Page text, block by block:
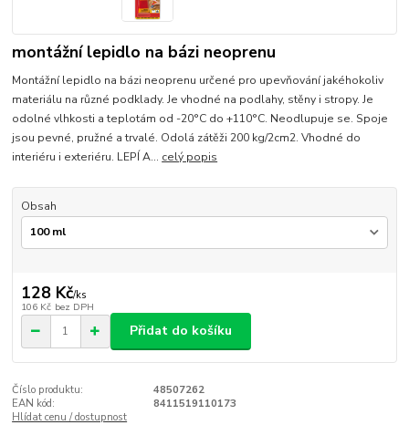
montážní lepidlo na bázi neoprenu
Montážní lepidlo na bázi neoprenu určené pro upevňování jakéhokoliv
materiálu na různé podklady. Je vhodné na podlahy, stěny i stropy. Je
odolné vlhkosti a teplotám od -20°C do +110°C. Neodlupuje se. Spoje
jsou pevné, pružné a trvalé. Odolá zátěži 200 kg/2cm2. Vhodné do
interiéru i exteriéru. LEPÍ A... celý popis
Obsah
128 Kč/ks
106 Kč bez DPH
Přidat do košíku
Číslo produktu:
48507262
EAN kód:
8411519110173
Hlídat cenu / dostupnost